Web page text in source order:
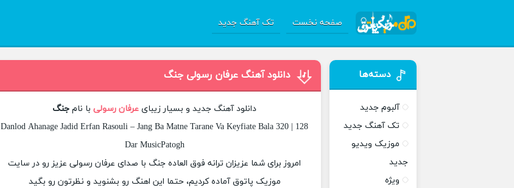
صفحه نخست تک آهنگ جدید
دانلود آهنگ عرفان رسولی جنگ
دانلود آهنگ جدید و بسیار زیبای عرفان رسولیبا نام جنگ
Danlod Ahanage Jadid Erfan Rasouli – Jang Ba Matne Tarane Va Keyfiate Bala 320 | 128
Dar MusicPatogh
امروز برای شما عزیزان ترانه فوق العاده جنگ با صدای عرفان رسولی عزیز رو در سایت
موزیک پاتوق آماده کردیم، حتما این اهنگ رو بشنوید و نظرتون رو بگید
دسته‌ها
آلبوم جدید
تک آهنگ جدید
موزیک ویدیو
جدید
ویژه